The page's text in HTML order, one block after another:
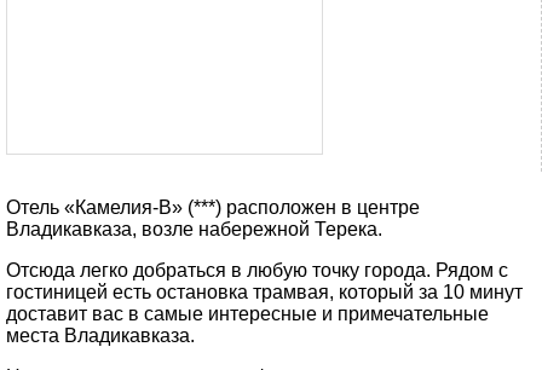
Отель «Камелия-В» (***) расположен в центре
Владикавказа, возле набережной Терека.
Отсюда легко добраться в любую точку города. Рядом с
гостиницей есть остановка трамвая, который за 10 минут
доставит вас в самые интересные и примечательные
места Владикавказа.